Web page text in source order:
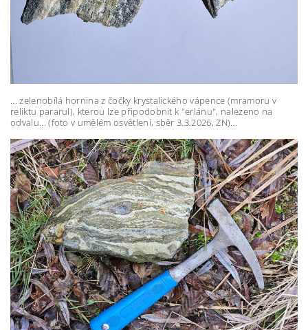
... zelenobílá hornina z čočky krystalického vápence (mramoru v
reliktu pararul), kterou lze připodobnit k "erlánu", nalezeno na
odvalu... (foto v umělém osvětlení, sběr 3.3.2026, ZN)...